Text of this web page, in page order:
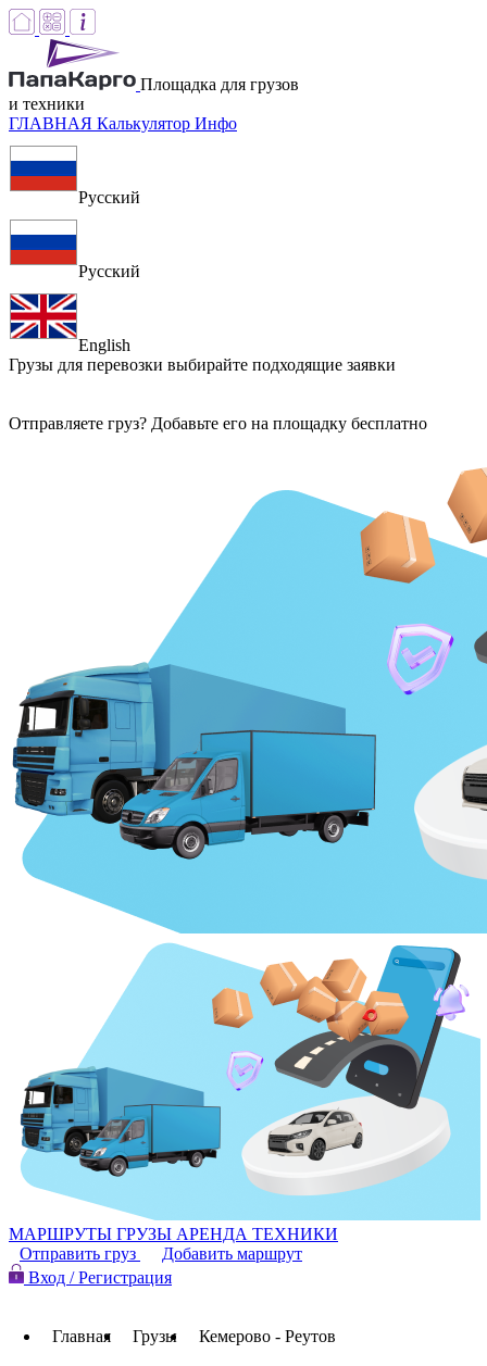
Площадка для грузов
и техники
ГЛАВНАЯ Калькулятор Инфо
Русский
Русский
English
Грузы для перевозки выбирайте подходящие заявки
Отправляете груз? Добавьте его на площадку бесплатно
МАРШРУТЫ ГРУЗЫ АРЕНДА ТЕХНИКИ
Отправить груз
Добавить маршрут
Вход / Регистрация
Главная Грузы Кемерово - Реутов